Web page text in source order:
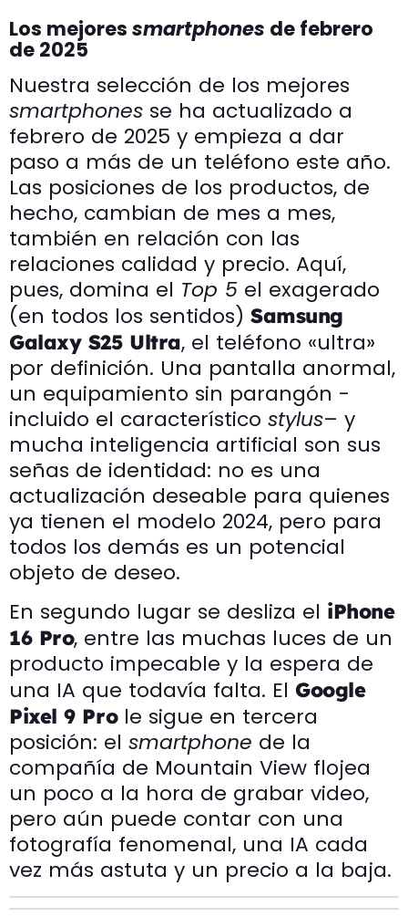
Los mejores smartphones de febrero
de 2025
Nuestra selección de los mejores
smartphones se ha actualizado a
febrero de 2025 y empieza a dar
paso a más de un teléfono este año.
Las posiciones de los productos, de
hecho, cambian de mes a mes,
también en relación con las
relaciones calidad y precio. Aquí,
pues, domina el Top 5 el exagerado
(en todos los sentidos) Samsung
Galaxy S25 Ultra, el teléfono «ultra»
por definición. Una pantalla anormal,
un equipamiento sin parangón -
incluido el característico stylus– y
mucha inteligencia artificial son sus
señas de identidad: no es una
actualización deseable para quienes
ya tienen el modelo 2024, pero para
todos los demás es un potencial
objeto de deseo.
En segundo lugar se desliza el iPhone
16 Pro, entre las muchas luces de un
producto impecable y la espera de
una IA que todavía falta. El Google
Pixel 9 Prole sigue en tercera
posición: el smartphone de la
compañía de Mountain View flojea
un poco a la hora de grabar video,
pero aún puede contar con una
fotografía fenomenal, una IA cada
vez más astuta y un precio a la baja.